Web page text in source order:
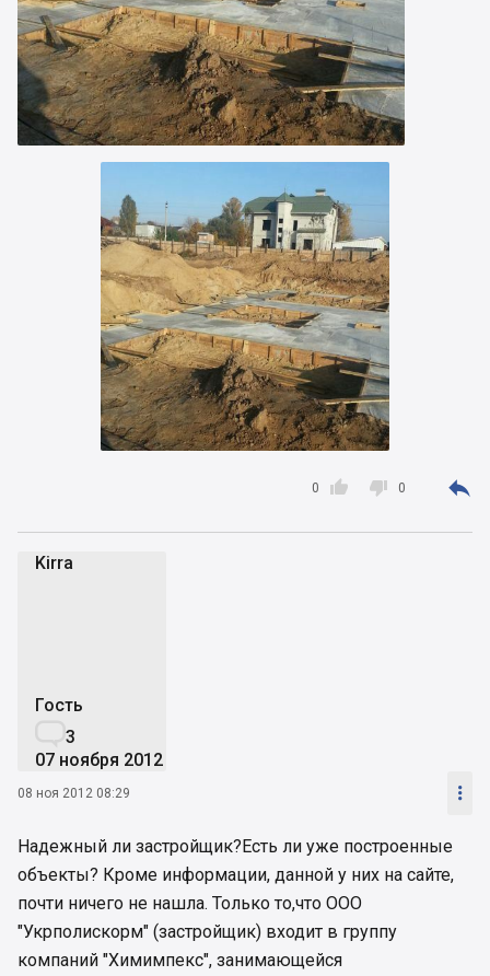

0  0 
Kirra
Гость
3
07 ноября 2012
08 ноя 2012 08:29 
Надежный ли застройщик?Есть ли уже построенные
объекты? Кроме информации, данной у них на сайте,
почти ничего не нашла. Только то,что ООО
"Укрполискорм" (застройщик) входит в группу
компаний "Химимпекс", занимающейся